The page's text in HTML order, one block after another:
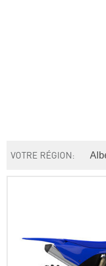
VOTRE RÉGION: